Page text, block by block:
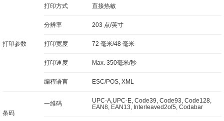
打印参数
打印方式 直接热敏
分辨率 203 点/英寸
打印宽度 72 毫米/48 毫米
打印速度 Max. 350毫米/秒
编程语言 ESC/POS, XML
条码
一维码
UPC-A,UPC-E, Code39, Code93, Code128,
EAN8, EAN13, Interleaved2of5, Codabar